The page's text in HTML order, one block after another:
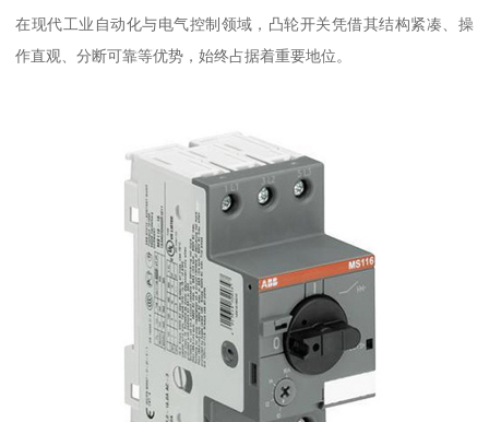
在现代工业自动化与电气控制领域，凸轮开关凭借其结构紧凑、操
作直观、分断可靠等优势，始终占据着重要地位。